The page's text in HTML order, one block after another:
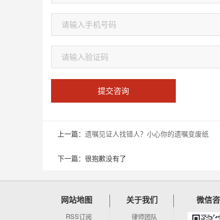
提交咨询
上一篇： 遗嘱见证人找错人？小心你的遗嘱变废纸
下一篇：很抱歉没有了
网站地图
RSS订阅
关于我们
律师团队
微信